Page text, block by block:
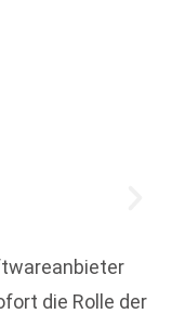
die Rolle der